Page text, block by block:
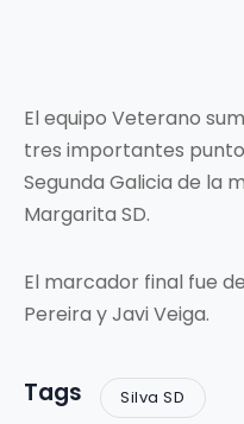
El equipo Veterano
tres importantes
Segunda Galicia de la
Margarita SD.
El marcador final fue
Pereira y Javi Veiga.
Tags Silva SD